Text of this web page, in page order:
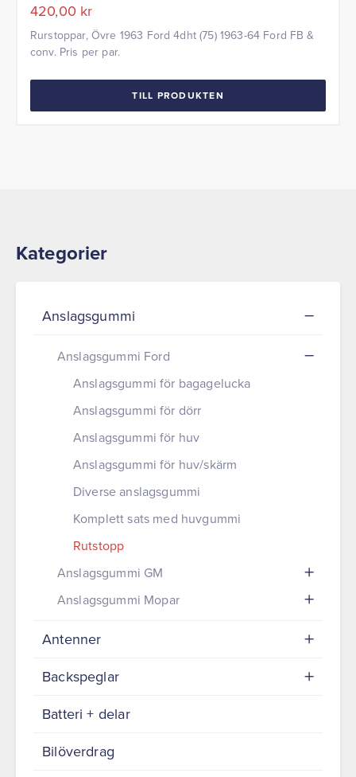
Kategorier
Anslagsgummi
Anslagsgummi Ford
Anslagsgummi för bagagelucka
Anslagsgummi för dörr
Anslagsgummi för huv
Anslagsgummi för huv/skärm
Diverse anslagsgummi
Komplett sats med huvgummi
Rutstopp
Anslagsgummi GM
Anslagsgummi Mopar
Antenner
Backspeglar
Batteri + delar
Bilöverdrag
420,00 kr
Rurstoppar, Övre 1963 Ford 4dht (75) 1963-64 Ford FB &
conv. Pris per par.
TILL PRODUKTEN